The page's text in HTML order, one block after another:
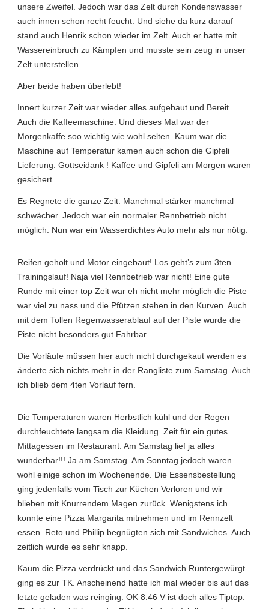
unsere Zweifel. Jedoch war das Zelt durch Kondenswasser
auch innen schon recht feucht. Und siehe da kurz darauf
stand auch Henrik schon wieder im Zelt. Auch er hatte mit
Wassereinbruch zu Kämpfen und musste sein zeug in unser
Zelt unterstellen.
Aber beide haben überlebt!
Innert kurzer Zeit war wieder alles aufgebaut und Bereit.
Auch die Kaffeemaschine. Und dieses Mal war der
Morgenkaffe soo wichtig wie wohl selten. Kaum war die
Maschine auf Temperatur kamen auch schon die Gipfeli
Lieferung. Gottseidank ! Kaffee und Gipfeli am Morgen waren
gesichert.
Es Regnete die ganze Zeit. Manchmal stärker manchmal
schwächer. Jedoch war ein normaler Rennbetrieb nicht
möglich. Nun war ein Wasserdichtes Auto mehr als nur nötig.
Reifen geholt und Motor eingebaut! Los geht’s zum 3ten
Trainingslauf! Naja viel Rennbetrieb war nicht! Eine gute
Runde mit einer top Zeit war eh nicht mehr möglich die Piste
war viel zu nass und die Pfützen stehen in den Kurven. Auch
mit dem Tollen Regenwasserablauf auf der Piste wurde die
Piste nicht besonders gut Fahrbar.
Die Vorläufe müssen hier auch nicht durchgekaut werden es
änderte sich nichts mehr in der Rangliste zum Samstag. Auch
ich blieb dem 4ten Vorlauf fern.
Die Temperaturen waren Herbstlich kühl und der Regen
durchfeuchtete langsam die Kleidung. Zeit für ein gutes
Mittagessen im Restaurant. Am Samstag lief ja alles
wunderbar!!! Ja am Samstag. Am Sonntag jedoch waren
wohl einige schon im Wochenende. Die Essensbestellung
ging jedenfalls vom Tisch zur Küchen Verloren und wir
blieben mit Knurrendem Magen zurück. Wenigstens ich
konnte eine Pizza Margarita mitnehmen und im Rennzelt
essen. Reto und Phillip begnügten sich mit Sandwiches. Auch
zeitlich wurde es sehr knapp.
Kaum die Pizza verdrückt und das Sandwich Runtergewürgt
ging es zur TK. Anscheinend hatte ich mal wieder bis auf das
letzte geladen was reinging. OK 8.46 V ist doch alles Tiptop.